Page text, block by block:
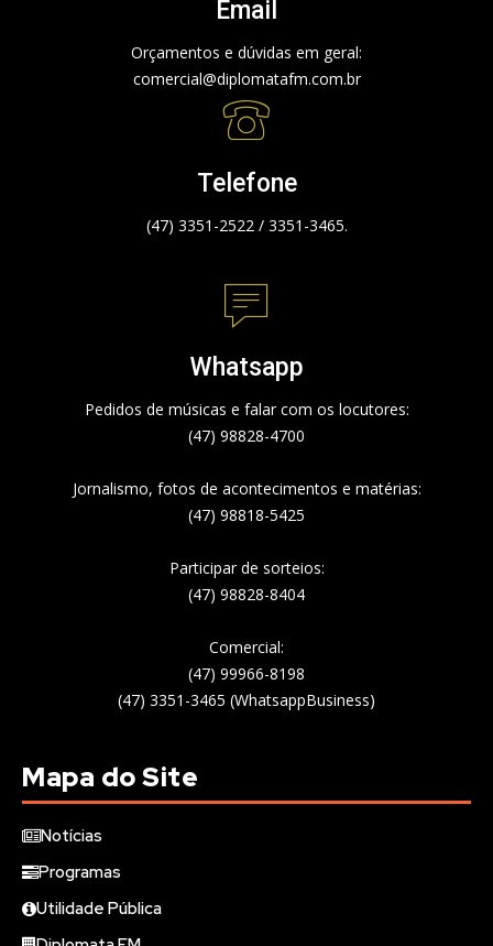
Email
Orçamentos e dúvidas em geral:
comercial@diplomatafm.com.br
Telefone
(47) 3351-2522 / 3351-3465.
Whatsapp
Pedidos de músicas e falar com os locutores:
(47) 98828-4700
Jornalismo, fotos de acontecimentos e matérias:
(47) 98818-5425
Participar de sorteios:
(47) 98828-8404
Comercial:
(47) 99966-8198
(47) 3351-3465 (WhatsappBusiness)
Mapa do Site
Notícias
Programas
Utilidade Pública